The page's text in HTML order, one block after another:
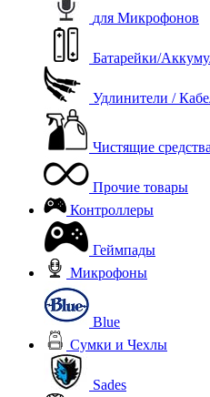
для Микрофонов
Батарейки/
Удлинители /
Чистящие средства
Прочие товары
Контроллеры
Геймпады
Микрофоны
Blue
Сумки и Чехлы
Sades